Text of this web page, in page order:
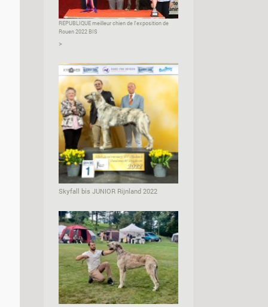
REPUBLIQUE meilleur chien de l'exposition de
Rouen 2022 BIS
>
Skyfall bis JUNIOR Rijnland 2022